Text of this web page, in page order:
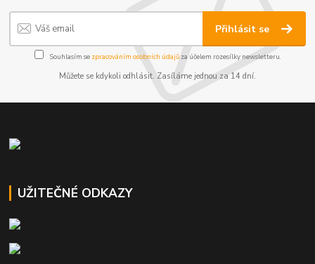
Přihlásit se
Souhlasím se zpracováním osobních údajůza účelem rozesílky newsletteru.
Můžete se kdykoli odhlásit. Zasíláme jednou za 14 dní.
UŽITEČNÉ ODKAZY